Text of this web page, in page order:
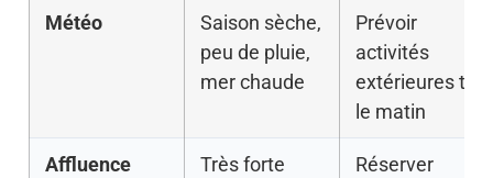
Météo
Saison sèche,
peu de pluie,
mer chaude
Prévoir
activités
extérieures tôt
le matin
Affluence
Très forte
Réserver